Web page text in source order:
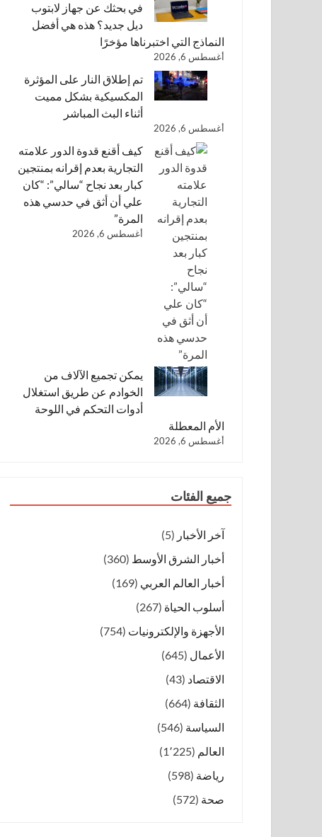
في بحثك عن جهاز لابتوب
ديل جديد؟ هذه هي أفضل
النماذج التي اختبرناها مؤخرًا
أغسطس 6, 2026
تم إطلاق النار على المؤثرة
المكسيكية بشكل مميت
أثناء البث المباشر
أغسطس 6, 2026
كيف أقنع قدوة الدور علامته
التجارية بعدم إقرانه بمنتجين
كبار بعد نجاح “سالي”: “كان
علي أن أثق في حدسي هذه
المرة”
أغسطس 6, 2026
يمكن تجميع الآلاف من
الخوادم عن طريق استغلال
أدوات التحكم في اللوحة
الأم المعطلة
أغسطس 6, 2026
جميع الفئات
آخر الأخبار (5)
أخبار الشرق الأوسط (360)
أخبار العالم العربي (169)
أسلوب الحياة (267)
الأجهزة والإلكترونيات (754)
الأعمال (645)
الاقتصاد (43)
الثقافة (664)
السياسة (546)
العالم (1٬225)
رياضة (598)
صحة (572)